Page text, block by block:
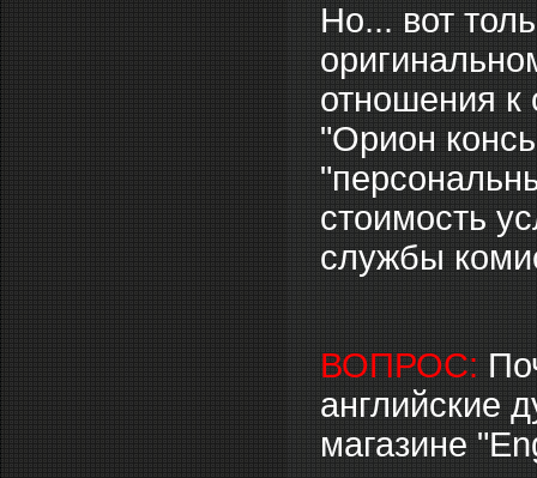
Но... вот
отношения к
"Орион
стоимость
службы
ВОПРОС:
английские
магазине